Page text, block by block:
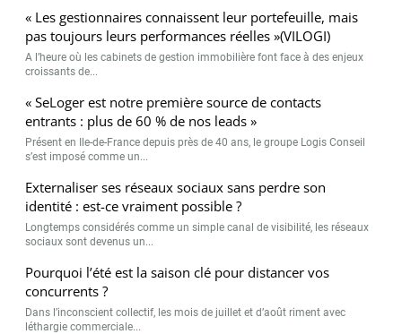
« Les gestionnaires connaissent leur portefeuille, mais
pas toujours leurs performances réelles »(VILOGI)
A l’heure où les cabinets de gestion immobilière font face à des enjeux
croissants de...
« SeLoger est notre première source de contacts
entrants : plus de 60 % de nos leads »
Présent en Ile-de-France depuis près de 40 ans, le groupe Logis Conseil
s’est imposé comme un...
Externaliser ses réseaux sociaux sans perdre son
identité : est-ce vraiment possible ?
Longtemps considérés comme un simple canal de visibilité, les réseaux
sociaux sont devenus un...
Pourquoi l’été est la saison clé pour distancer vos
concurrents ?
Dans l’inconscient collectif, les mois de juillet et d’août riment avec
léthargie commerciale...